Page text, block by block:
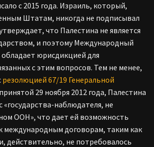
с 2015 года. Израиль, который,
Штатам, никогда не подписывал
что Палестина не является
и поэтому Международный
обладает юрисдикцией для
с этим вопросов. Тем не менее,
резолюцией 67/19 Генеральной
29 ноября 2012 года, Палестина
«государства-наблюдателя, не
ООН», что дает ей возможность
международным договорам, таким как
действительно, не потребовалось